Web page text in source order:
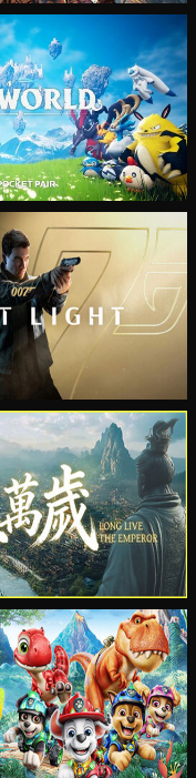
VIEW
VIEW
VIEW
VIEW